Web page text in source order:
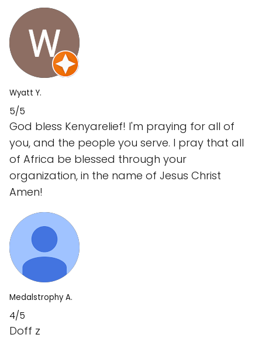
Wyatt Y.
5/5
God bless Kenyarelief! I'm praying for all of
you, and the people you serve. I pray that all
of Africa be blessed through your
organization, in the name of Jesus Christ
Amen!
Medalstrophy A.
4/5
Doff z